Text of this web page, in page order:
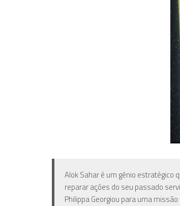
Alok Sahar é um gênio estratégico
reparar ações do seu passado
Philippa Georgiou para uma